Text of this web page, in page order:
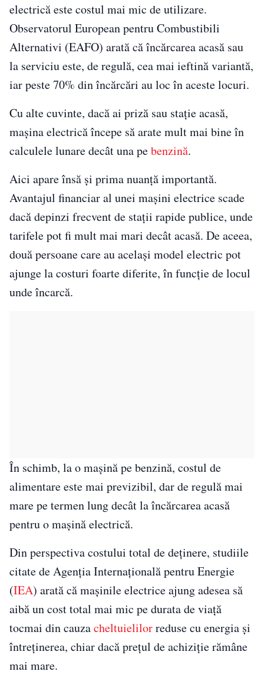
electrică este costul mai mic de utilizare.
Observatorul European pentru Combustibili
Alternativi (EAFO) arată că încărcarea acasă sau
la serviciu este, de regulă, cea mai ieftină variantă,
iar peste 70% din încărcări au loc în aceste locuri.
Cu alte cuvinte, dacă ai priză sau stație acasă,
mașina electrică începe să arate mult mai bine în
calculele lunare decât una pebenzină.
Aici apare însă și prima nuanță importantă.
Avantajul financiar al unei mașini electrice scade
dacă depinzi frecvent de stații rapide publice, unde
tarifele pot fi mult mai mari decât acasă. De aceea,
două persoane care au același model electric pot
ajunge la costuri foarte diferite, în funcție de locul
unde încarcă.
În schimb, la o mașină pe benzină, costul de
alimentare este mai previzibil, dar de regulă mai
mare pe termen lung decât la încărcarea acasă
pentru o mașină electrică.
Din perspectiva costului total de deținere, studiile
citate de Agenția Internațională pentru Energie
(IEA) arată că mașinile electrice ajung adesea să
aibă un cost total mai mic pe durata de viață
tocmai din cauzacheltuielilorreduse cu energia și
întreținerea, chiar dacă prețul de achiziție rămâne
mai mare.